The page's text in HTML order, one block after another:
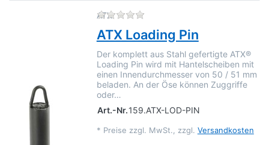
ATX Zu diesem Produkt liegen
ATX Loading Pin
Der komplett aus Stahl gefertigte ATX®
Loading Pin wird mit Hantelscheiben mit
einen Innendurchmesser von 50 / 51 mm
beladen. An der Öse können Zuggriffe
oder…
Art.-Nr.159.ATX-LOD-PIN
* Preise zzgl. MwSt., zzgl. Versandkosten